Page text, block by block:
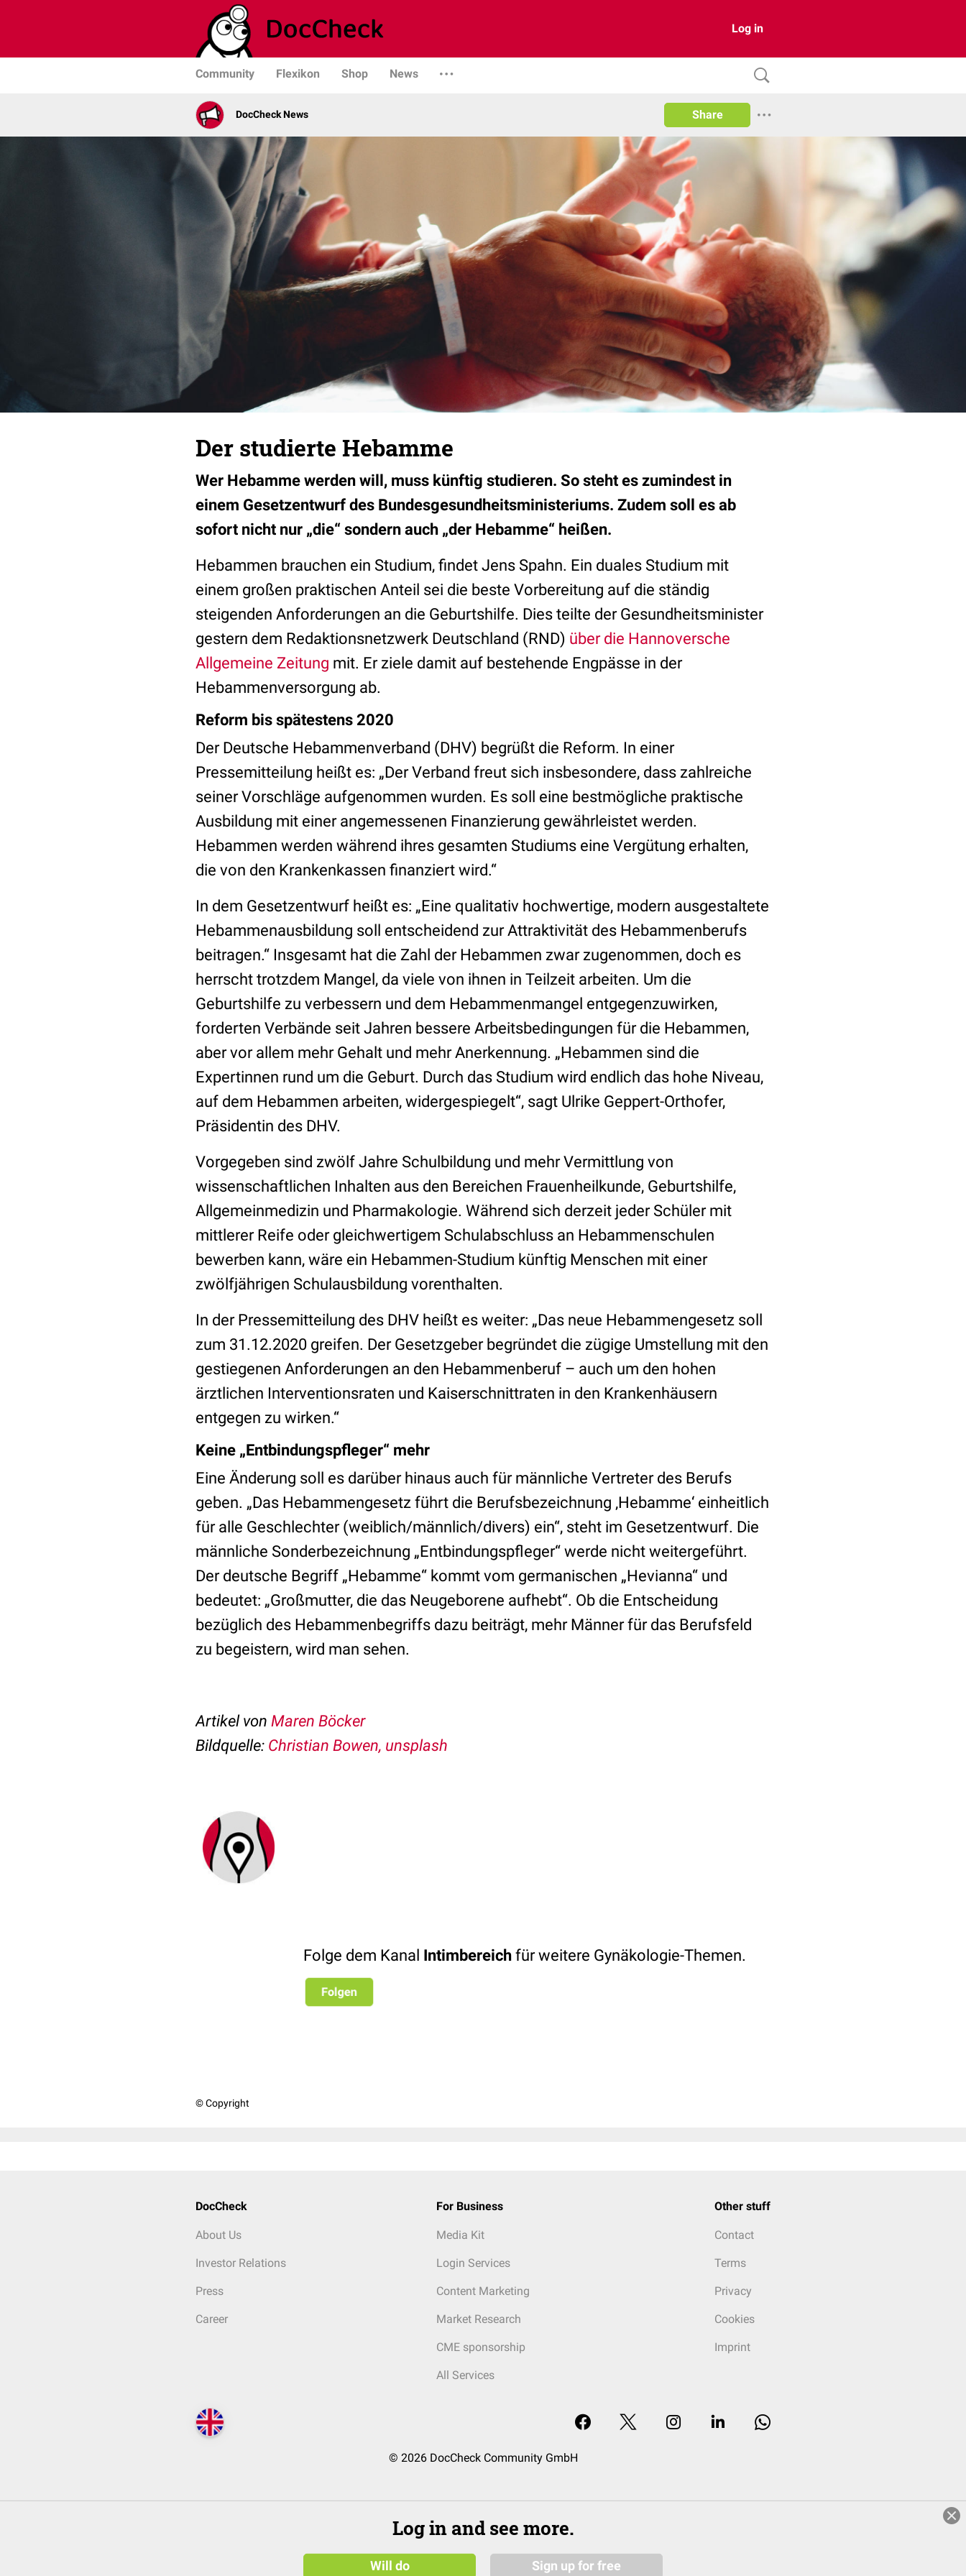
Log in
Community Flexikon Shop News
DocCheck News Share
Der studierte Hebamme
Wer Hebamme werden will, muss künftig studieren. So steht es zumindest in
einem Gesetzentwurf des Bundesgesundheitsministeriums. Zudem soll es ab
sofort nicht nur „die“ sondern auch „der Hebamme“ heißen.
Hebammen brauchen ein Studium, findet Jens Spahn. Ein duales Studium mit
einem großen praktischen Anteil sei die beste Vorbereitung auf die ständig
steigenden Anforderungen an die Geburtshilfe. Dies teilte der Gesundheitsminister
gestern dem Redaktionsnetzwerk Deutschland (RND) über die Hannoversche
Allgemeine Zeitung mit. Er ziele damit auf bestehende Engpässe in der
Hebammenversorgung ab.
Reform bis spätestens 2020
Der Deutsche Hebammenverband (DHV) begrüßt die Reform. In einer
Pressemitteilung heißt es: „Der Verband freut sich insbesondere, dass zahlreiche
seiner Vorschläge aufgenommen wurden. Es soll eine bestmögliche praktische
Ausbildung mit einer angemessenen Finanzierung gewährleistet werden.
Hebammen werden während ihres gesamten Studiums eine Vergütung erhalten,
die von den Krankenkassen finanziert wird.“
In dem Gesetzentwurf heißt es: „Eine qualitativ hochwertige, modern ausgestaltete
Hebammenausbildung soll entscheidend zur Attraktivität des Hebammenberufs
beitragen.“ Insgesamt hat die Zahl der Hebammen zwar zugenommen, doch es
herrscht trotzdem Mangel, da viele von ihnen in Teilzeit arbeiten. Um die
Geburtshilfe zu verbessern und dem Hebammenmangel entgegenzuwirken,
forderten Verbände seit Jahren bessere Arbeitsbedingungen für die Hebammen,
aber vor allem mehr Gehalt und mehr Anerkennung. „Hebammen sind die
Expertinnen rund um die Geburt. Durch das Studium wird endlich das hohe Niveau,
auf dem Hebammen arbeiten, widergespiegelt“, sagt Ulrike Geppert-Orthofer,
Präsidentin des DHV.
Vorgegeben sind zwölf Jahre Schulbildung und mehr Vermittlung von
wissenschaftlichen Inhalten aus den Bereichen Frauenheilkunde, Geburtshilfe,
Allgemeinmedizin und Pharmakologie. Während sich derzeit jeder Schüler mit
mittlerer Reife oder gleichwertigem Schulabschluss an Hebammenschulen
bewerben kann, wäre ein Hebammen-Studium künftig Menschen mit einer
zwölfjährigen Schulausbildung vorenthalten.
In der Pressemitteilung des DHV heißt es weiter: „Das neue Hebammengesetz soll
zum 31.12.2020 greifen. Der Gesetzgeber begründet die zügige Umstellung mit den
gestiegenen Anforderungen an den Hebammenberuf – auch um den hohen
ärztlichen Interventionsraten und Kaiserschnittraten in den Krankenhäusern
entgegen zu wirken.“
Keine „Entbindungspfleger“ mehr
Eine Änderung soll es darüber hinaus auch für männliche Vertreter des Berufs
geben. „Das Hebammengesetz führt die Berufsbezeichnung ‚Hebamme‘ einheitlich
für alle Geschlechter (weiblich/männlich/divers) ein“, steht im Gesetzentwurf. Die
männliche Sonderbezeichnung „Entbindungspfleger“ werde nicht weitergeführt.
Der deutsche Begriff „Hebamme“ kommt vom germanischen „Hevianna“ und
bedeutet: „Großmutter, die das Neugeborene aufhebt“. Ob die Entscheidung
bezüglich des Hebammenbegriffs dazu beiträgt, mehr Männer für das Berufsfeld
zu begeistern, wird man sehen.
Artikel von Maren Böcker
Bildquelle: Christian Bowen, unsplash
Folge dem Kanal Intimbereich für weitere Gynäkologie-Themen.
© Copyright
DocCheck
About Us
Investor Relations
Press
Career
For Business
Media Kit
Login Services
Content Marketing
Market Research
CME sponsorship
All Services
Other stuff
Contact
Terms
Privacy
Cookies
Imprint
© 2026 DocCheck Community GmbH
Log in and see more.
Will do Sign up for free